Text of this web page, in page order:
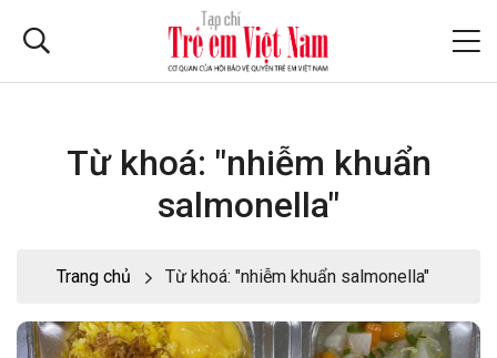
Từ khoá: "nhiễm khuẩn
salmonella"
Trang chủ Từ khoá: "nhiễm khuẩn salmonella"